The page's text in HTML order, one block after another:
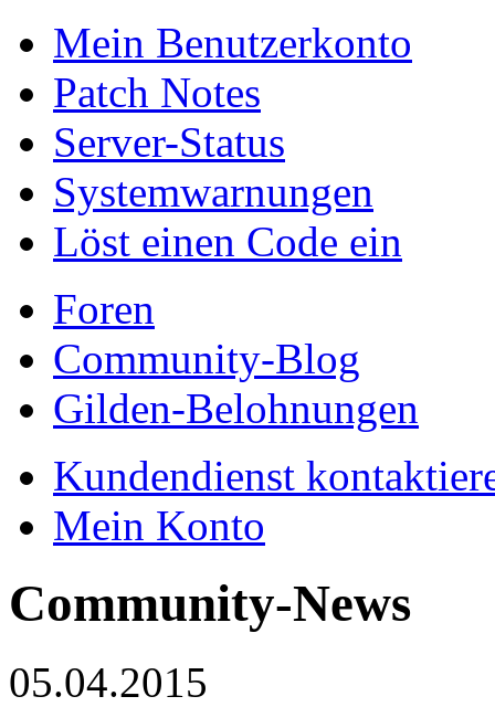
Mein Benutzerkonto
Patch Notes
Server-Status
Systemwarnungen
Löst einen Code ein
Foren
Community-Blog
Gilden-Belohnungen
Kundendienst
Mein Konto
Community-News
05.04.2015